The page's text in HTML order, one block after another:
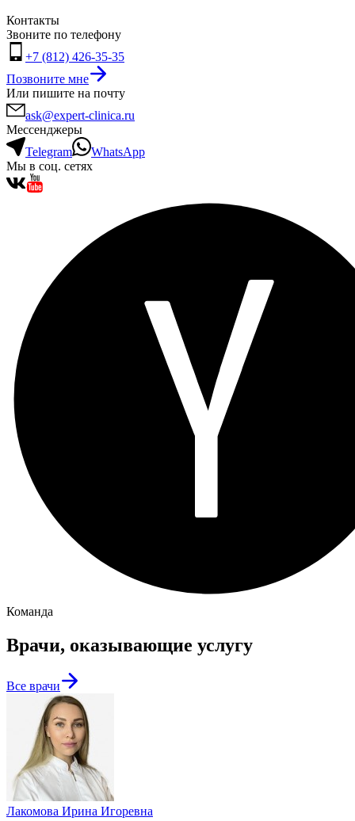
Контакты
Звоните по телефону
+7 (812) 426-35-35
Позвоните мне
Или пишите на почту
ask@expert-clinica.ru
Мессенджеры
Telegram
WhatsApp
Мы в соц. сетях
Команда
Врачи, оказывающие услугу
Все врачи
Лакомова Ирина Игоревна